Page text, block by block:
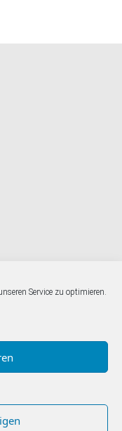
Service zu optimieren.
|